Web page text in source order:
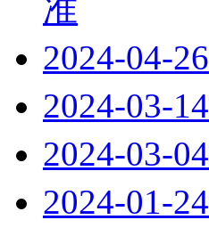
准
2024-04-26
2024-03-14
2024-03-04
2024-01-24